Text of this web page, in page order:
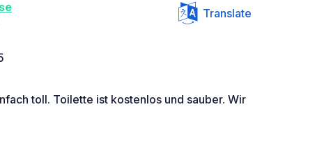
Translate
toll. Toilette ist kostenlos und sauber. Wir